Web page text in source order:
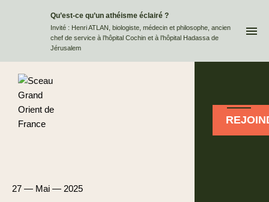
Qu’est-ce qu’un athéisme éclairé ?
Invité : Henri ATLAN, biologiste, médecin et philosophe, ancien
chef de service à l’hôpital Cochin et à l’hôpital Hadassa de
Jérusalem
27 — Mai — 2025